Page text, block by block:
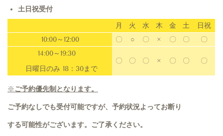
土日祝受付
月 火 水 木 金 土
日祝
10:00～12:00
〇 ○ 〇 × 〇 〇
〇
14:00～19:30
日曜日のみ 18：30まで
〇 〇 〇 × 〇 〇 〇
※ご予約優先制となります。
ご予約なしでも受付可能ですが、予約状況よってお断り
する可能性がございます。 ご了承ください。